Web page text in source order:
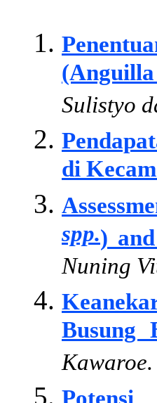
Sulistyo
di
spp.)
Nuning
Busung
Kawaroe.